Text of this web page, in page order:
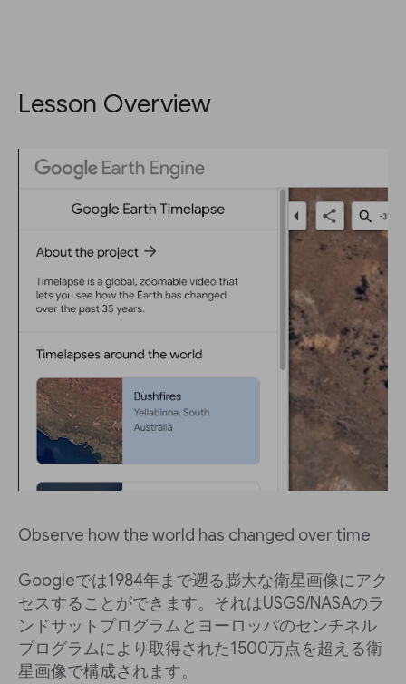
Lesson Overview
Observe how the world has changed over time
Googleでは1984年まで遡る膨大な衛星画像にアク
セスすることができます。それはUSGS/NASAのラ
ンドサットプログラムとヨーロッパのセンチネル
プログラムにより取得された1500万点を超える衛
星画像で構成されます。